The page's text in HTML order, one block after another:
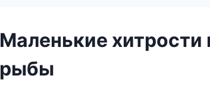
Маленькие хитрости
рыбы